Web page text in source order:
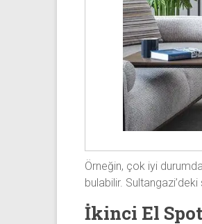
Örneğin, çok iyi
bulabilir.
İkinci El